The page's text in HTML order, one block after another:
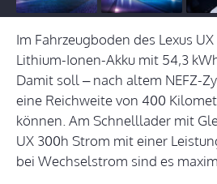
Im Fahrzeugboden des Lexus
Lithium-Ionen-Akku mit 54,3
Damit soll – nach altem NEFZ-
eine Reichweite von 400
können. Am Schnelllader mit
UX 300h Strom mit einer
bei Wechselstrom sind es